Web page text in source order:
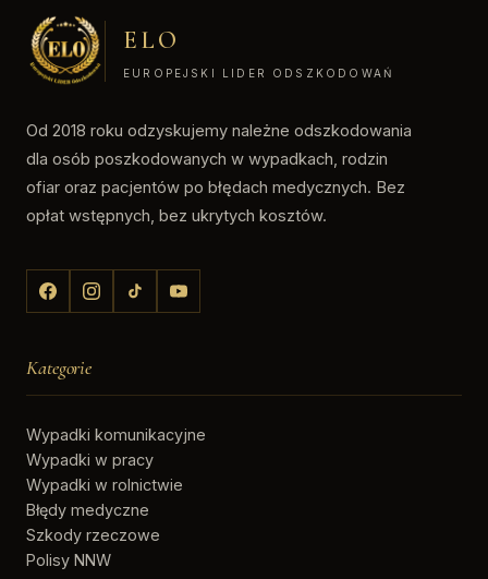
ELO
EUROPEJSKI LIDER ODSZKODOWAŃ
Od 2018 roku odzyskujemy należne odszkodowania
dla osób poszkodowanych w wypadkach, rodzin
ofiar oraz pacjentów po błędach medycznych. Bez
opłat wstępnych, bez ukrytych kosztów.
Kategorie
Wypadki komunikacyjne
Wypadki w pracy
Wypadki w rolnictwie
Błędy medyczne
Szkody rzeczowe
Polisy NNW